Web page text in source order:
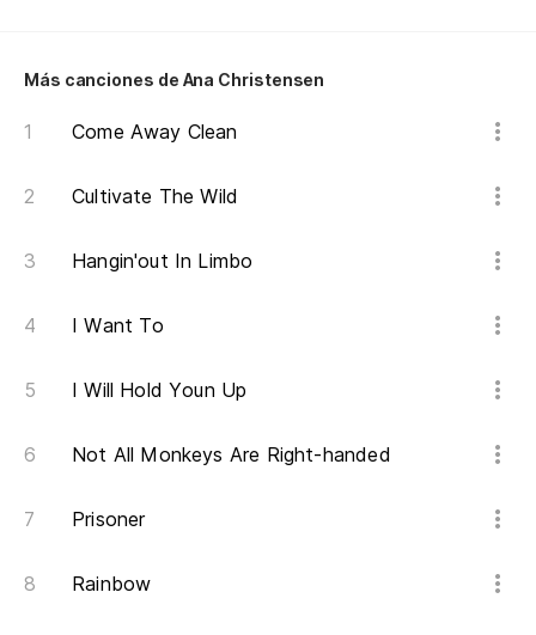
Más canciones de Ana Christensen
Come Away Clean
Cultivate The Wild
Hangin'out In Limbo
I Want To
I Will Hold Youn Up
Not All Monkeys Are Right-handed
Prisoner
Rainbow